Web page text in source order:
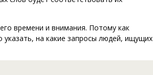
времени и внимания. Потому как
на какие запросы людей, ищущих